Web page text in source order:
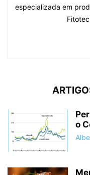
especializada em
o